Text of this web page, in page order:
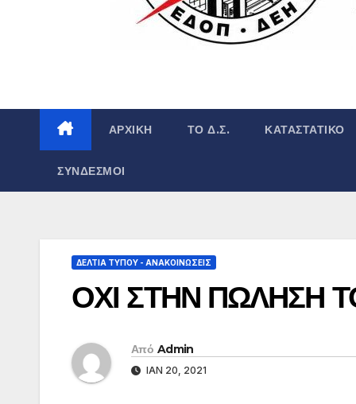
ΑΡΧΙΚΉ ΤΟ Δ.Σ. ΚΑΤΑΣΤΑΤΙΚΌ
ΣΎΝΔΕΣΜΟΙ
ΔΕΛΤΊΑ ΤΎΠΟΥ - ΑΝΑΚΟΙΝΏΣΕΙΣ
ΟΧΙ ΣΤΗΝ ΠΩΛΗΣΗ
Από Admin
ΙΑΝ 20, 2021